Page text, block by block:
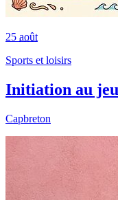
25 août
Sports et loisirs
Initiation au jeu
Capbreton